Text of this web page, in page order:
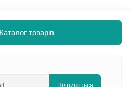
Каталог товарів
Підпишіться